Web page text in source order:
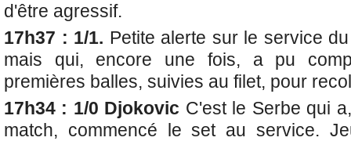
d'être agressif.
17h37 : 1/1. Petite alerte sur le service
mais qui, encore une fois, a pu
premières balles, suivies au filet, pour
17h34 : 1/0 Djokovic C'est le Serbe qui
match, commencé le set au service.